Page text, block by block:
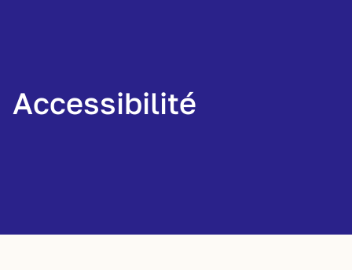
Accessibilité